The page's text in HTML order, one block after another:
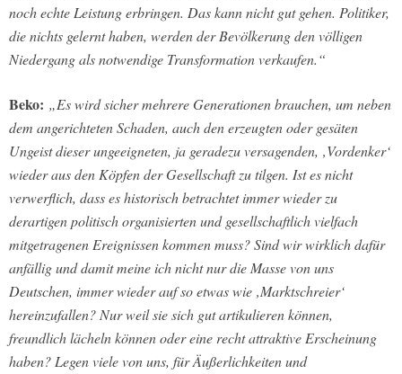
noch echte Leistung erbringen. Das kann nicht gut gehen. Politiker,
die nichts gelernt haben, werden der Bevölkerung den völligen
Niedergang als notwendige Transformation verkaufen.“
Beko: „Es wird sicher mehrere Generationen brauchen, um neben
dem angerichteten Schaden, auch den erzeugten oder gesäten
Ungeist dieser ungeeigneten, ja geradezu versagenden, ‚Vordenker‘
wieder aus den Köpfen der Gesellschaft zu tilgen. Ist es nicht
verwerflich, dass es historisch betrachtet immer wieder zu
derartigen politisch organisierten und gesellschaftlich vielfach
mitgetragenen Ereignissen kommen muss? Sind wir wirklich dafür
anfällig und damit meine ich nicht nur die Masse von uns
Deutschen, immer wieder auf so etwas wie ‚Marktschreier‘
hereinzufallen? Nur weil sie sich gut artikulieren können,
freundlich lächeln können oder eine recht attraktive Erscheinung
haben? Legen viele von uns, für Äußerlichkeiten und